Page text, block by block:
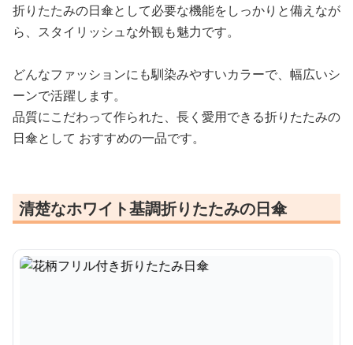
折りたたみの日傘として必要な機能をしっかりと備えなが
ら、スタイリッシュな外観も魅力です。
どんなファッションにも馴染みやすいカラーで、幅広いシ
ーンで活躍します。
品質にこだわって作られた、長く愛用できる折りたたみの
日傘として おすすめの一品です。
清楚なホワイト基調折りたたみの日傘